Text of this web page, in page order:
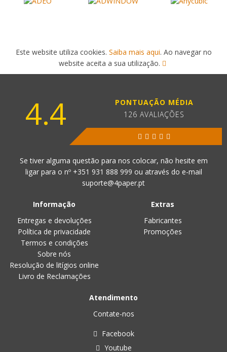
Este website utiliza cookies. Saiba mais aqui. Ao navegar no
website aceita a sua utilização.
4.4
PONTUAÇÃO MÉDIA
126 AVALIAÇÕES
Se tiver alguma questão para nos colocar, não hesite em
ligar para o nº +351 931 888 999 ou através do e-mail
suporte@4paper.pt
Informação
Entregas e devoluções
Política de privacidade
Termos e condições
Sobre nós
Resolução de litígios online
Livro de Reclamações
Extras
Fabricantes
Promoções
Atendimento
Contate-nos
Facebook
Youtube